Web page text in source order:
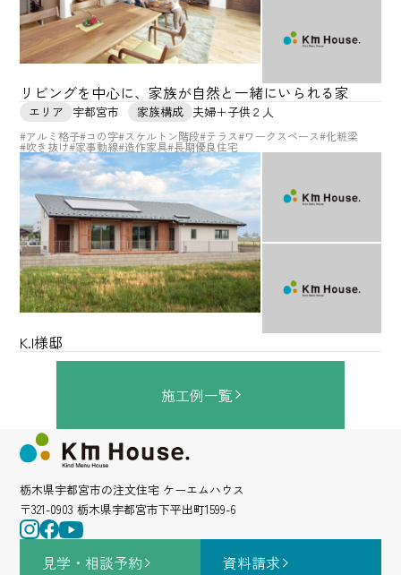
リビングを中心に、家族が自然と一緒にいられる家
エリア 宇都宮市 家族構成 夫婦＋子供２人
#アルミ格子#コの字#スケルトン階段#テラス#ワークスペース#化粧梁
#吹き抜け#家事動線#造作家具#長期優良住宅
K.I様邸
施工例一覧
栃木県宇都宮市の注文住宅 ケーエムハウス
〒321-0903 栃木県宇都宮市下平出町1599-6
見学・相談予約 資料請求